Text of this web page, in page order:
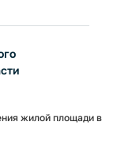
жилой площади в